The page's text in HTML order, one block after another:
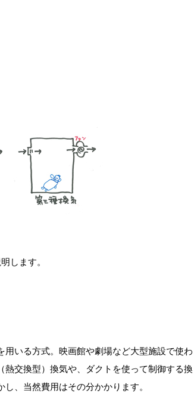
します。
いる方式。映画館や劇場など大型施設で使わ
交換型）換気や、ダクトを使って制御する換
、当然費用はその分かかります。